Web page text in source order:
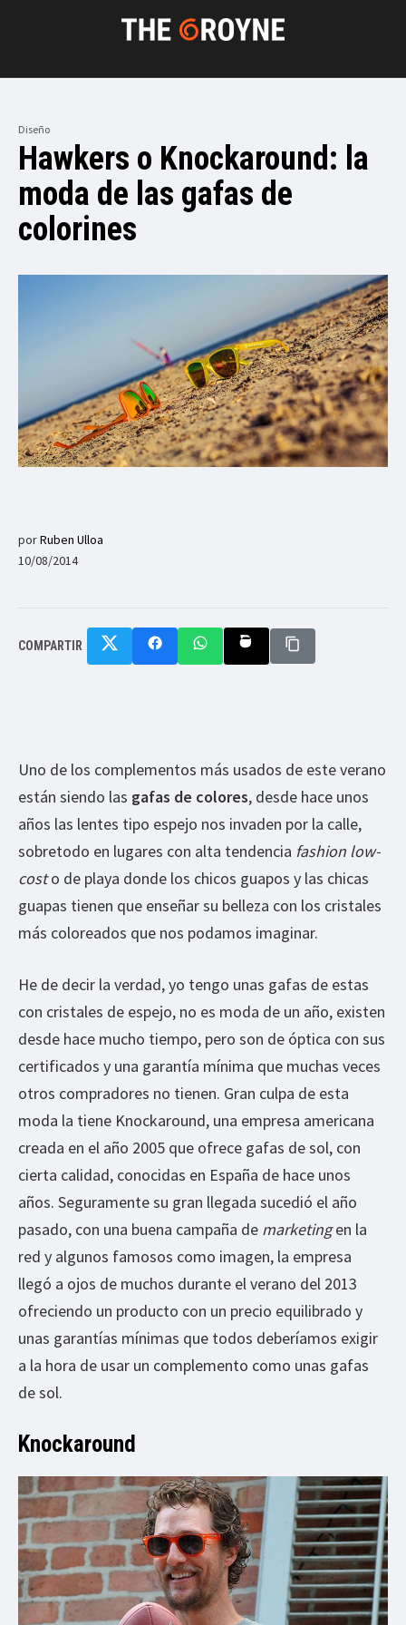
Diseño
Hawkers o Knockaround: la
moda de las gafas de
colorines
porRuben Ulloa
10/08/2014
COMPARTIR
Uno de los complementos más usados de este verano
están siendo las gafas de colores, desde hace unos
años las lentes tipo espejo nos invaden por la calle,
sobretodo en lugares con alta tendencia fashion low-
costo de playa donde los chicos guapos y las chicas
guapas tienen que enseñar su belleza con los cristales
más coloreados que nos podamos imaginar.
He de decir la verdad, yo tengo unas gafas de estas
con cristales de espejo, no es moda de un año, existen
desde hace mucho tiempo, pero son de óptica con sus
certificados y una garantía mínima que muchas veces
otros compradores no tienen. Gran culpa de esta
moda la tiene Knockaround, una empresa americana
creada en el año 2005 que ofrece gafas de sol, con
cierta calidad, conocidas en España de hace unos
años. Seguramente su gran llegada sucedió el año
pasado, con una buena campaña de marketingen la
red y algunos famosos como imagen, la empresa
llegó a ojos de muchos durante el verano del 2013
ofreciendo un producto con un precio equilibrado y
unas garantías mínimas que todos deberíamos exigir
a la hora de usar un complemento como unas gafas
de sol.
Knockaround